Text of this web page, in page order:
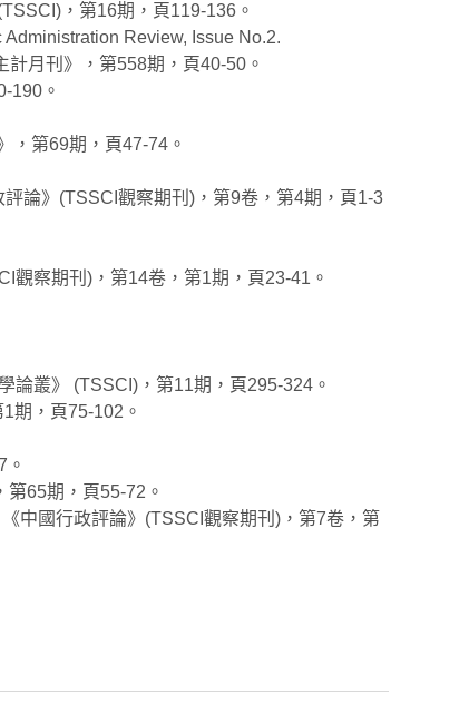
，第16期，頁119-136。
Review, Issue No.2.
月刊》，第558期，頁40-50。
190。
，第69期，頁47-74。
論》(TSSCI觀察期刊)，第9卷，第4期，頁1-3
觀察期刊)，第14卷，第1期，頁23-41。
論叢》 (TSSCI)，第11期，頁295-324。
期，頁75-102。
65期，頁55-72。
中國行政評論》(TSSCI觀察期刊)，第7卷，第